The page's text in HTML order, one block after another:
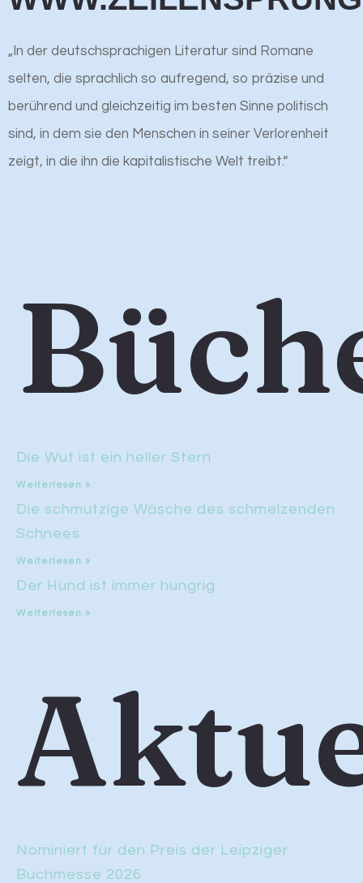
„In der deutschsprachigen Literatur sind Romane
selten, die sprachlich so aufregend, so präzise und
berührend und gleichzeitig im besten Sinne politisch
sind, in dem sie den Menschen in seiner Verlorenheit
zeigt, in die ihn die kapitalistische Welt treibt.“
Die Wut ist ein heller Stern
Weiterlesen »
Die schmutzige Wäsche des schmelzenden
Schnees
Weiterlesen »
Der Hund ist immer hungrig
Weiterlesen »
Nominiert für den Preis der Leipziger
Buchmesse 2026